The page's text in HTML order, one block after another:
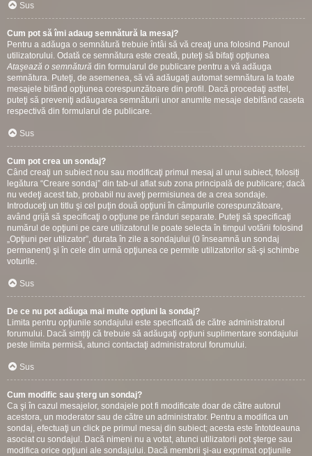
Sus
Cum pot să îmi adaug semnătură la mesaj?
Pentru a adăuga o semnătură trebuie întâi să vă creaţi una folosind Panoul
utilizatorului. Odată ce semnătura este creată, puteţi să bifaţi opţiunea
Ataşează o semnătură din formularul de publicare pentru a vă adăuga
semnătura. Puteţi, de asemenea, să vă adăugaţi automat semnătura la toate
mesajele bifând opţiunea corespunzătoare din profil. Dacă procedaţi astfel,
puteţi să preveniţi adăugarea semnăturii unor anumite mesaje debifând caseta
respectivă din formularul de publicare.
Sus
Cum pot crea un sondaj?
Când creaţi un subiect nou sau modificaţi primul mesaj al unui subiect, folosiți
legătura “Creare sondaj” din tab-ul aflat sub zona principală de publicare; dacă
nu vedeţi acest tab, probabil nu aveţi permisiunea de a crea sondaje.
Introduceţi un titlu şi cel puţin două opţiuni în câmpurile corespunzătoare,
având grijă să specificaţi o opţiune pe rânduri separate. Puteţi să specificaţi
numărul de opţiuni pe care utilizatorul le poate selecta în timpul votării folosind
„Opţiuni per utilizator”, durata în zile a sondajului (0 înseamnă un sondaj
permanent) şi în cele din urmă opţiunea ce permite utilizatorilor să-şi schimbe
voturile.
Sus
De ce nu pot adăuga mai multe opţiuni la sondaj?
Limita pentru opţiunile sondajului este specificată de către administratorul
forumului. Dacă simțiţi că trebuie să adăugaţi opţiuni suplimentare sondajului
peste limita permisă, atunci contactaţi administratorul forumului.
Sus
Cum modific sau şterg un sondaj?
Ca şi în cazul mesajelor, sondajele pot fi modificate doar de către autorul
acestora, un moderator sau de către un administrator. Pentru a modifica un
sondaj, efectuaţi un click pe primul mesaj din subiect; acesta este întotdeauna
asociat cu sondajul. Dacă nimeni nu a votat, atunci utilizatorii pot şterge sau
modifica orice opţiuni ale sondajului. Dacă membrii şi-au exprimat opţiunile